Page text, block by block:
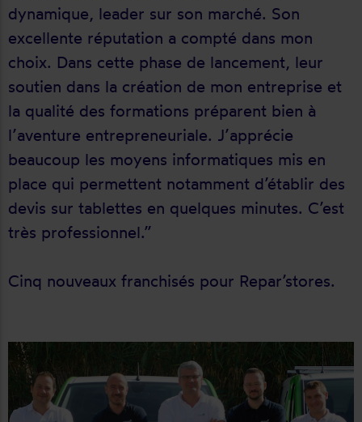
dynamique, leader sur son marché. Son
excellente réputation a compté dans mon
choix. Dans cette phase de lancement, leur
soutien dans la création de mon entreprise et
la qualité des formations préparent bien à
l’aventure entrepreneuriale. J’apprécie
beaucoup les moyens informatiques mis en
place qui permettent notamment d’établir des
devis sur tablettes en quelques minutes. C’est
très professionnel.”
Cinq nouveaux franchisés pour Repar’stores.